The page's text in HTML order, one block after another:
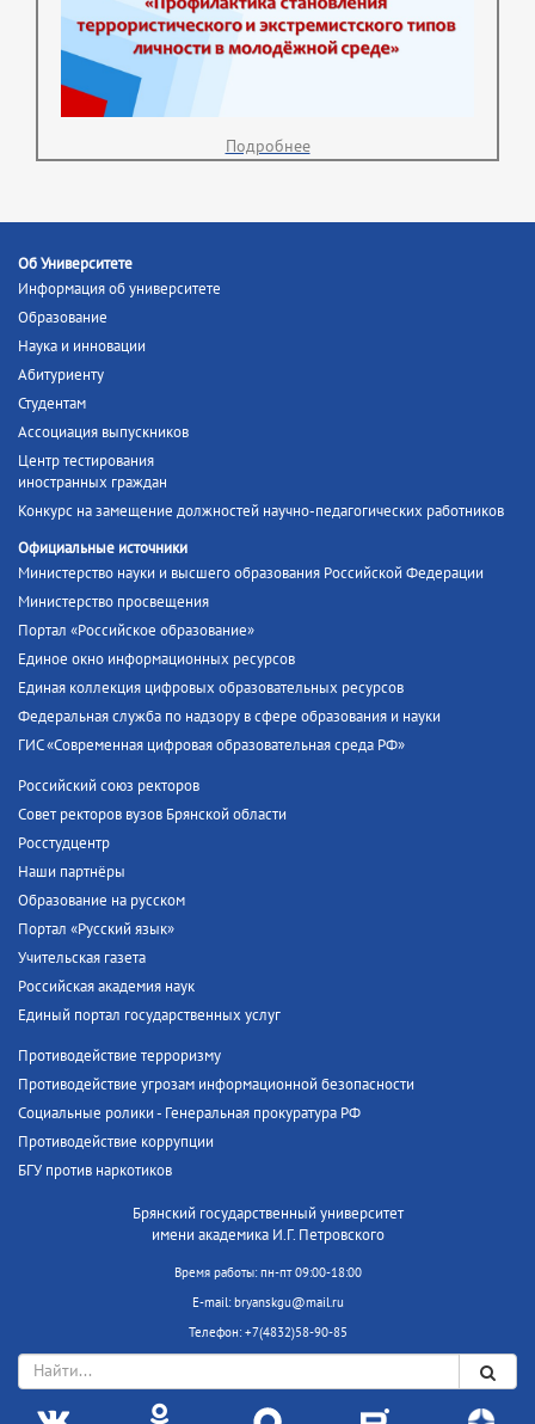
Подробнее
Об Университете
Информация об университете
Образование
Наука и инновации
Абитуриенту
Студентам
Ассоциация выпускников
Центр тестирования
иностранных граждан
Конкурс на замещение должностей научно-педагогических работников
Официальные источники
Министерство науки и высшего образования Российской Федерации
Министерство просвещения
Портал «Российское образование»
Единое окно информационных ресурсов
Единая коллекция цифровых образовательных ресурсов
Федеральная служба по надзору в сфере образования и науки
ГИС «Современная цифровая образовательная среда РФ»
Российский союз ректоров
Совет ректоров вузов Брянской области
Росстудцентр
Наши партнёры
Образование на русском
Портал «Русский язык»
Учительская газета
Российская академия наук
Единый портал государственных услуг
Противодействие терроризму
Противодействие угрозам информационной безопасности
Социальные ролики - Генеральная прокуратура РФ
Противодействие коррупции
БГУ против наркотиков
Брянский государственный университет
имени академика И.Г. Петровского
Время работы: пн-пт 09:00-18:00
E-mail: bryanskgu@mail.ru
Телефон: +7(4832)58-90-85